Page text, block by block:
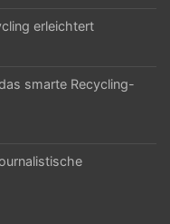
erleichtert
smarte Recycling-